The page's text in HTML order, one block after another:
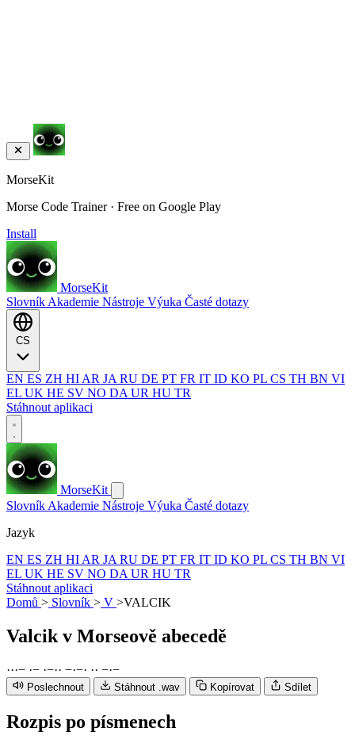
MorseKit
Morse Code Trainer · Free on Google Play
Install
MorseKit
Slovník Akademie Nástroje Výuka Časté dotazy
EN ES ZH HI AR JA RU DE PT FR IT ID KO PL CS TH BN VI
EL UK HE SV NO DA UR HU TR
Stáhnout aplikaci
MorseKit
Slovník Akademie Nástroje Výuka Časté dotazy
Jazyk
EN ES ZH HI AR JA RU DE PT FR IT ID KO PL CS TH BN VI
EL UK HE SV NO DA UR HU TR
Stáhnout aplikaci
Domů > Slovník > V >VALCIK
Valcik v Morseově abecedě
···− ·− ·−·· −·−· ·· −·−
Poslechnout Stáhnout .wav Kopírovat Sdílet
Rozpis po písmenech